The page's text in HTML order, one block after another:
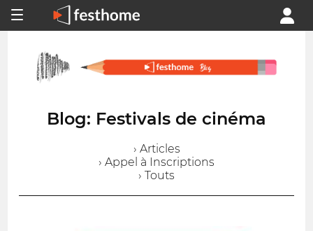
Blog: Festivals de cinéma
› Articles
› Appel à Inscriptions
› Touts